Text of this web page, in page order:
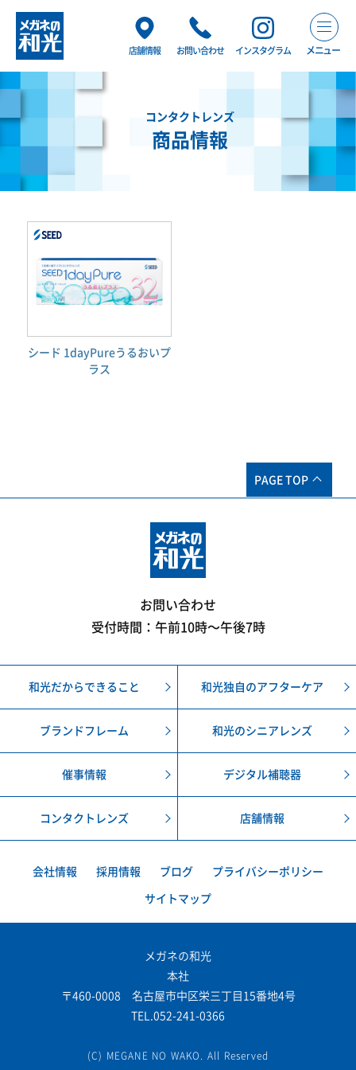
店舗情報 お問い合わせ インスタグラム メニュー
コンタクトレンズ
商品情報
シード 1dayPureうるおいプ
ラス
PAGE TOP
お問い合わせ
受付時間：午前10時〜午後7時
和光だからできること 和光独自のアフターケア
ブランドフレーム 和光のシニアレンズ
催事情報 デジタル補聴器
コンタクトレンズ 店舗情報
会社情報 採用情報 ブログ プライバシーポリシー
サイトマップ
メガネの和光
本社
〒460-0008 名古屋市中区栄三丁目15番地4号
TEL.052-241-0366
(C) MEGANE NO WAKO. All Reserved